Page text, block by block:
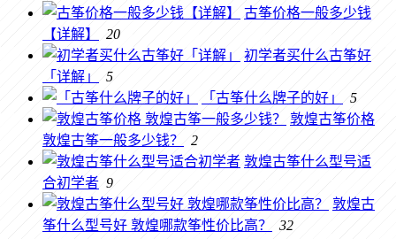
古筝价格一般多少钱
【详解】
20
初学者买什么古筝好
「详解」
5
「古筝什么牌子的好」
5
敦煌古筝价格
敦煌古筝一般多少钱？
2
敦煌古筝什么型号适
合初学者 9
敦煌古
筝什么型号好 敦煌哪款筝性价比高？
32